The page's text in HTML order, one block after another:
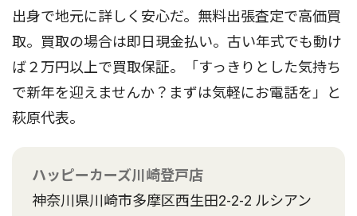
出身で地元に詳しく安心だ。無料出張査定で高価買
取。買取の場合は即日現金払い。古い年式でも動け
ば２万円以上で買取保証。「すっきりとした気持ち
で新年を迎えませんか？まずは気軽にお電話を」と
萩原代表。
ハッピーカーズ川崎登戸店
神奈川県川崎市多摩区西生田2-2-2 ルシアン